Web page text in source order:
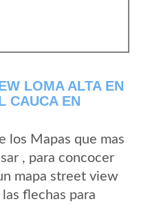
LOMA ALTA EN
CAUCA EN
los Mapas que mas
, para concocer
mapa street view
flechas para